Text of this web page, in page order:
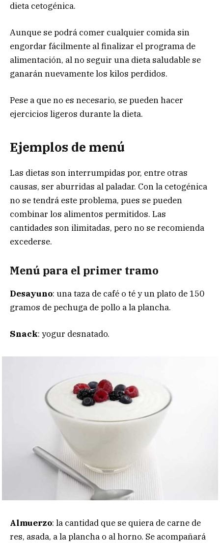
dieta cetogénica.
Aunque se podrá comer cualquier comida sin
engordar fácilmente al finalizar el programa de
alimentación, al no seguir una dieta saludable se
ganarán nuevamente los kilos perdidos.
Pese a que no es necesario, se pueden hacer
ejercicios ligeros durante la dieta.
Ejemplos de menú
Las dietas son interrumpidas por, entre otras
causas, ser aburridas al paladar. Con la cetogénica
no se tendrá este problema, pues se pueden
combinar los alimentos permitidos. Las
cantidades son ilimitadas, pero no se recomienda
excederse.
Menú para el primer tramo
Desayuno: una taza de café o té y un plato de 150
gramos de pechuga de pollo a la plancha.
Snack: yogur desnatado.
Almuerzo: la cantidad que se quiera de carne de
res, asada, a la plancha o al horno. Se acompañará